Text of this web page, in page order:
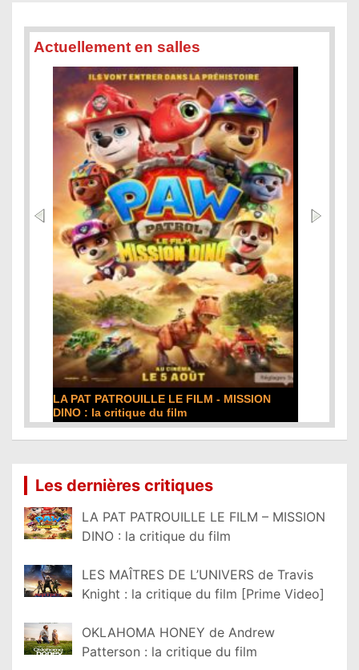
Actuellement en salles
LA PAT PATROUILLE LE FILM - MISSION
DINO : la critique du film
Les dernières critiques
LA PAT PATROUILLE LE FILM – MISSION
DINO : la critique du film
LES MAÎTRES DE L’UNIVERS de Travis
Knight : la critique du film [Prime Video]
OKLAHOMA HONEY de Andrew
Patterson : la critique du film